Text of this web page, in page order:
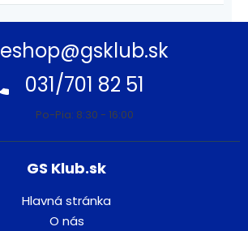
eshop@gsklub.sk
031/701 82 51
Po-Pia: 8:30 - 16:00
GS Klub.sk
Hlavná stránka
O nás